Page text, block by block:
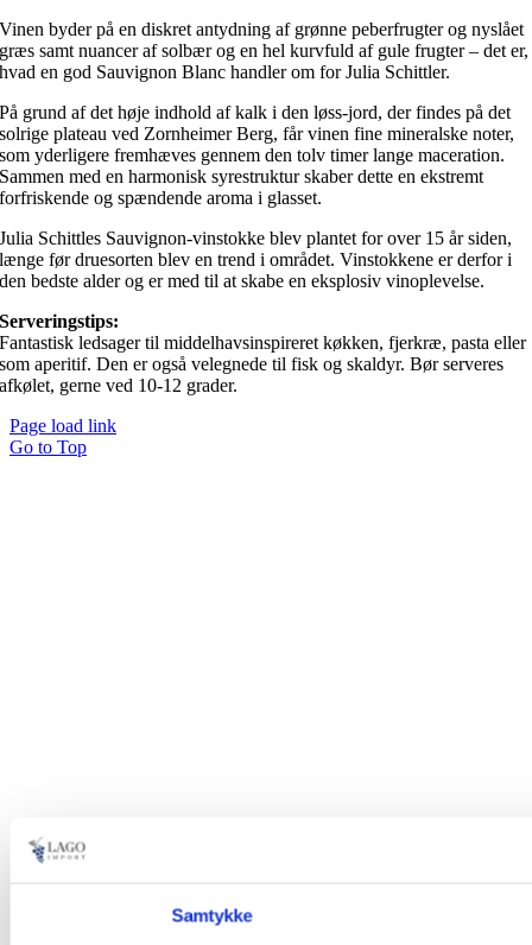
Samtykke
Vinen byder på en diskret antydning af grønne peberfrugter og nyslået
græs samt nuancer af solbær og en hel kurvfuld af gule frugter – det er,
hvad en god Sauvignon Blanc handler om for Julia Schittler.
På grund af det høje indhold af kalk i den løss-jord, der findes på det
solrige plateau ved Zornheimer Berg, får vinen fine mineralske noter,
som yderligere fremhæves gennem den tolv timer lange maceration.
Sammen med en harmonisk syrestruktur skaber dette en ekstremt
forfriskende og spændende aroma i glasset.
Julia Schittles Sauvignon-vinstokke blev plantet for over 15 år siden,
længe før druesorten blev en trend i området. Vinstokkene er derfor i
den bedste alder og er med til at skabe en eksplosiv vinoplevelse.
Serveringstips:
Fantastisk ledsager til middelhavsinspireret køkken, fjerkræ, pasta eller
som aperitif. Den er også velegnede til fisk og skaldyr. Bør serveres
afkølet, gerne ved 10-12 grader.
Page load link
Go to Top